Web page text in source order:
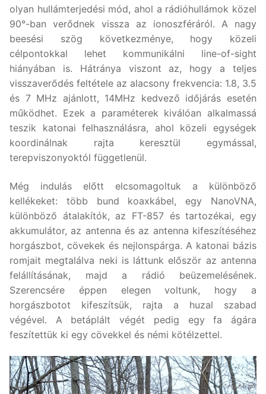
olyan hullámterjedési mód, ahol a rádióhullámok közel
90°-ban verődnek vissza az ionoszféráról. A nagy
beesési szög következménye, hogy közeli
célpontokkal lehet kommunikálni line-of-sight
hiányában is. Hátránya viszont az, hogy a teljes
visszaverődés feltétele az alacsony frekvencia: 1.8, 3.5
és 7 MHz ajánlott, 14MHz kedvező időjárás esetén
működhet. Ezek a paraméterek kiválóan alkalmassá
teszik katonai felhasználásra, ahol közeli egységek
koordinálnak rajta keresztül egymással,
terepviszonyoktól függetlenül.
Még indulás előtt elcsomagoltuk a különböző
kellékeket: több bund koaxkábel, egy NanoVNA,
különböző átalakítók, az FT-857 és tartozékai, egy
akkumulátor, az antenna és az antenna kifeszítéséhez
horgászbot, cövekek és nejlonspárga. A katonai bázis
romjait megtalálva neki is láttunk először az antenna
felállításának, majd a rádió beüzemelésének.
Szerencsére éppen elegen voltunk, hogy a
horgászbotot kifeszítsük, rajta a huzal szabad
végével. A betáplált végét pedig egy fa ágára
feszítettük ki egy cövekkel és némi kötélzettel.